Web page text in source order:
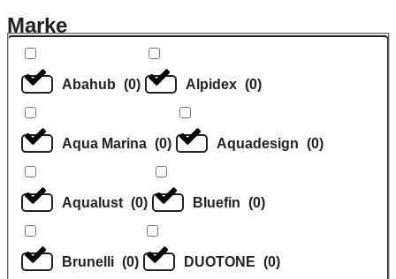
Marke
Abahub (0) Alpidex (0)
Aqua Marina (0) Aquadesign (0)
Aqualust (0) Bluefin (0)
Brunelli (0) DUOTONE (0)